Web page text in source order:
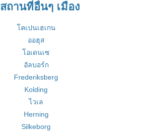
สถานที่อื่นๆ เมือง
โคเปนเฮเกน
ออฮุส
โอเดนเซ
อัลบอร์ก
Frederiksberg
Kolding
ไวเล
Herning
Silkeborg